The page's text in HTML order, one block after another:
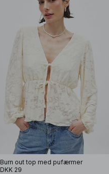
Burn out top med pufærmer
DKK 29